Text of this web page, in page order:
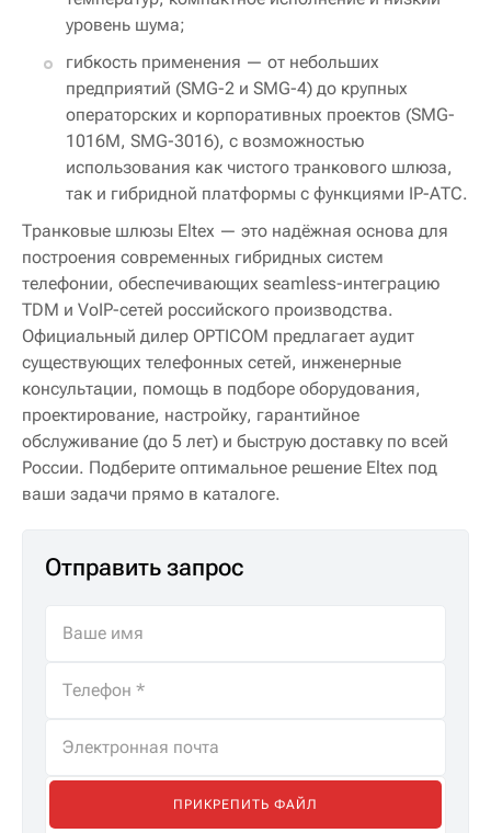
уровень шума;
гибкость применения — от небольших
предприятий (SMG-2 и SMG-4) до крупных
операторских и корпоративных проектов (SMG-
1016M, SMG-3016), с возможностью
использования как чистого транкового шлюза,
так и гибридной платформы с функциями IP-АТС.
Транковые шлюзы Eltex — это надёжная основа для
построения современных гибридных систем
телефонии, обеспечивающих seamless-интеграцию
TDM и VoIP-сетей российского производства.
Официальный дилер OPTICOM предлагает аудит
существующих телефонных сетей, инженерные
консультации, помощь в подборе оборудования,
проектирование, настройку, гарантийное
обслуживание (до 5 лет) и быструю доставку по всей
России. Подберите оптимальное решение Eltex под
ваши задачи прямо в каталоге.
Отправить запрос
ПРИКРЕПИТЬ ФАЙЛ